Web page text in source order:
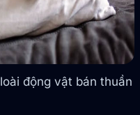
động vật bán thuần